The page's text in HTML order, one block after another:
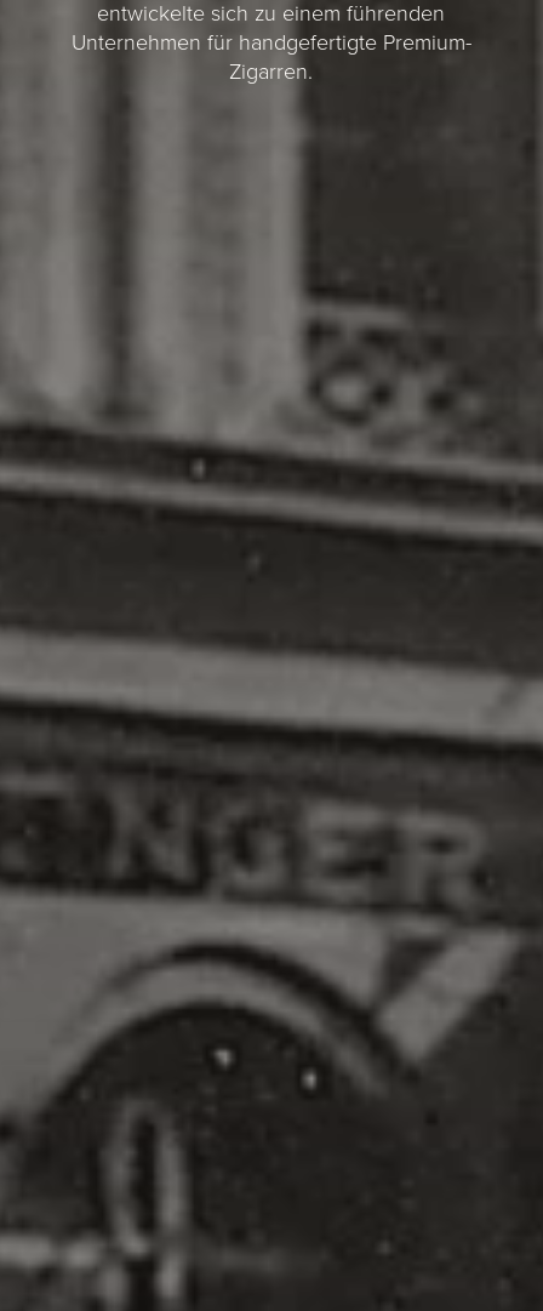
entwickelte sich zu einem führenden
Unternehmen für handgefertigte Premium-
Zigarren.